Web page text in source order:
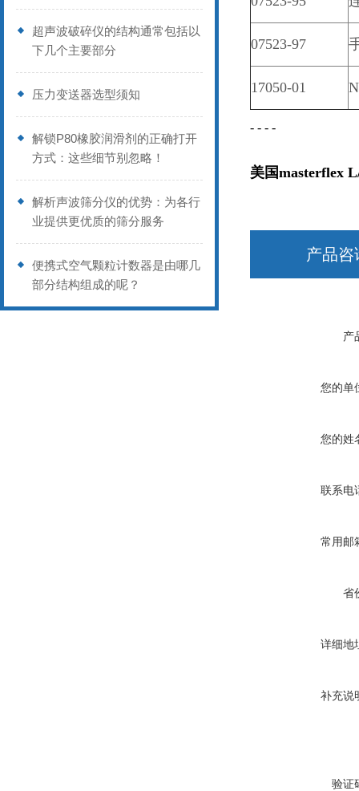
超声波破碎仪的结构通常包括以
下几个主要部分
压力变送器选型须知
解锁P80橡胶润滑剂的正确打开
方式：这些细节别忽略！
解析声波筛分仪的优势：为各行
业提供更优质的筛分服务
便携式空气颗粒计数器是由哪几
部分结构组成的呢？
07523-97
17050-01
- - - -
美国masterflex
产品咨
产
您的单
您的姓
联系电
常用邮
省
详细地
补充说
验证